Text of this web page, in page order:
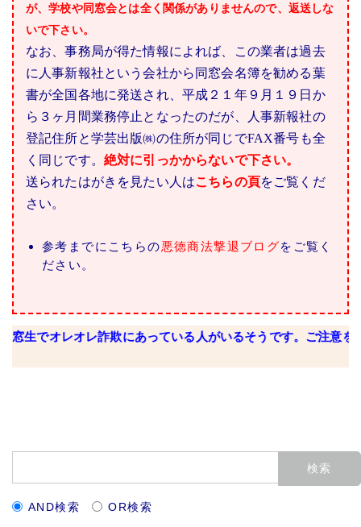
が、学校や同窓会とは全く関係がありませんので、返送しな
いで下さい。
なお、事務局が得た情報によれば、この業者は過去
に人事新報社という会社から同窓会名簿を勧める葉
書が全国各地に発送され、平成２１年９月１９日か
ら３ヶ月間業務停止となったのだが、人事新報社の
登記住所と学芸出版㈱の住所が同じでFAX番号も全
く同じです。 絶対に引っかからないで下さい。
送られたはがきを見たい人はこちらの頁をご覧くだ
さい。
参考までにこちらの悪徳商法撃退ブログをご覧く
ださい。
オレ詐欺にあっている人がいるそうです。ご注意を！ 詳しく
AND検索 OR検索